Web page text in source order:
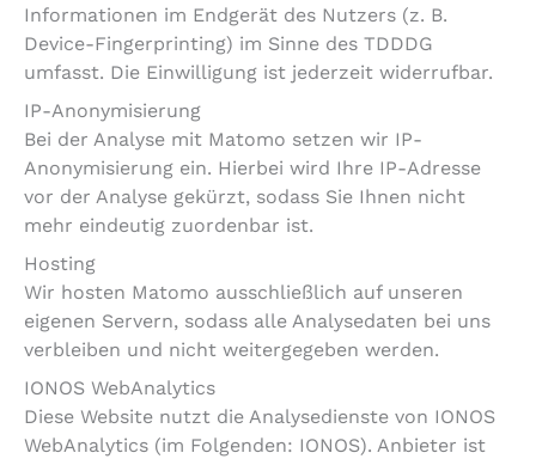
Informationen im Endgerät des Nutzers (z. B.
Device-Fingerprinting) im Sinne des TDDDG
umfasst. Die Einwilligung ist jederzeit widerrufbar.
IP-Anonymisierung
Bei der Analyse mit Matomo setzen wir IP-
Anonymisierung ein. Hierbei wird Ihre IP-Adresse
vor der Analyse gekürzt, sodass Sie Ihnen nicht
mehr eindeutig zuordenbar ist.
Hosting
Wir hosten Matomo ausschließlich auf unseren
eigenen Servern, sodass alle Analysedaten bei uns
verbleiben und nicht weitergegeben werden.
IONOS WebAnalytics
Diese Website nutzt die Analysedienste von IONOS
WebAnalytics (im Folgenden: IONOS). Anbieter ist